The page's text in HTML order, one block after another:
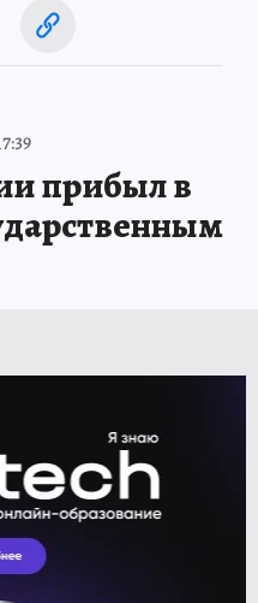
прибыл в